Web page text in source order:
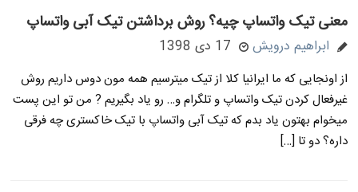
معنی تیک واتساپ چیه؟ روش برداشتن تیک آبی واتساپ
ابراهیم درویش 17 دی 1398
از اونجایی که ما ایرانیا کلا از تیک میترسیم همه مون دوس داریم روش
غیرفعال کردن تیک واتساپ و تلگرام و… رو یاد بگیریم ? من تو این پست
میخوام بهتون یاد بدم که تیک آبی واتساپ با تیک خاکستری چه فرقی
داره؟ دو تا […]